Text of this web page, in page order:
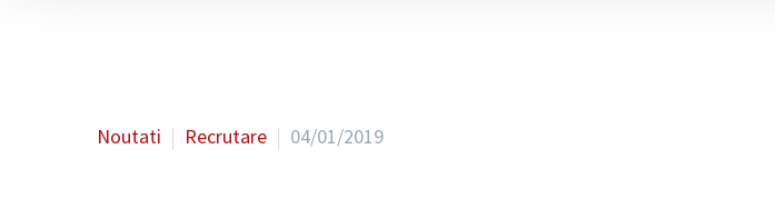
Noutati Recrutare 04/01/2019